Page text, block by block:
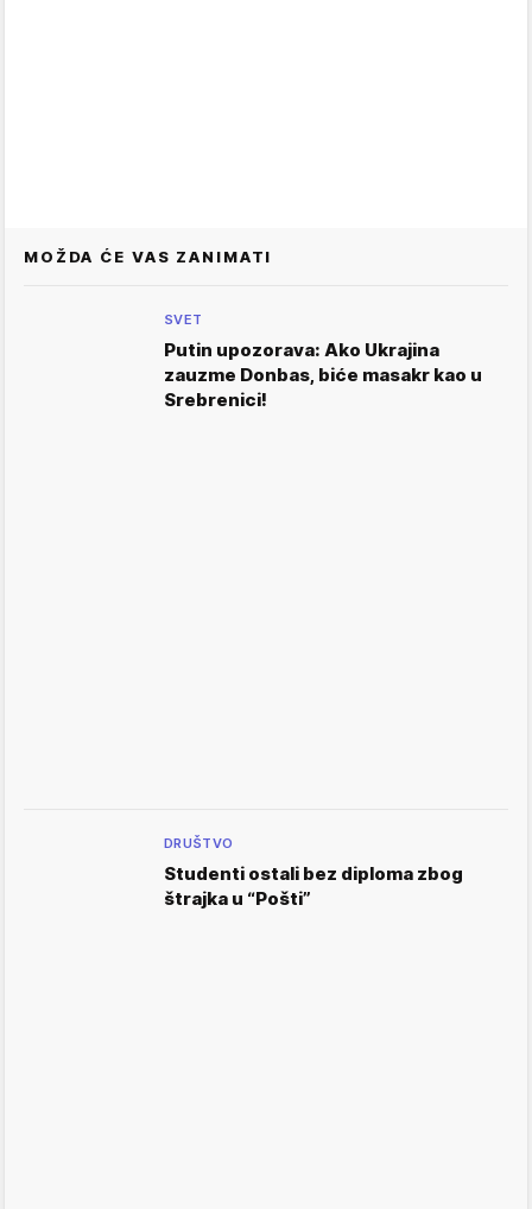
MOŽDA ĆE VAS ZANIMATI
SVET
Putin upozorava: Ako Ukrajina
zauzme Donbas, biće masakr kao u
Srebrenici!
DRUŠTVO
Studenti ostali bez diploma zbog
štrajka u “Pošti”